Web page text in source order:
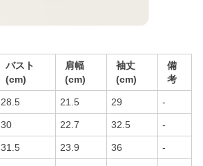
バスト
(cm)
肩幅
(cm)
袖丈
(cm)
備
考
28.5 21.5 29 -
30 22.7 32.5 -
31.5 23.9 36 -